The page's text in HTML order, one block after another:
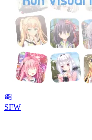
SFW